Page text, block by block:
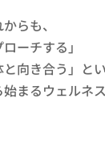
らも、
ーチする」
と向き合う」と
まるウェルネ